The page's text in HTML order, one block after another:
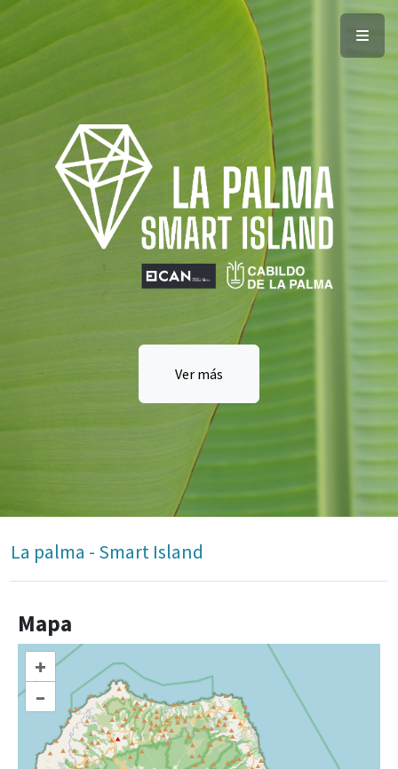
Ver más
La palma - Smart Island
Mapa
+
–